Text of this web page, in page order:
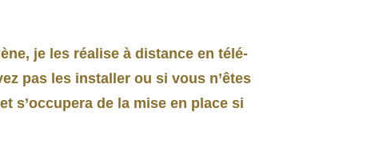
je les réalise à distance en télé-
pas les installer ou si vous n’êtes
s’occupera de la mise en place si